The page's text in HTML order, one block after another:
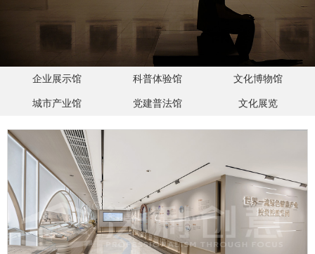
企业展示馆 科普体验馆 文化博物馆
城市产业馆 党建普法馆 文化展览